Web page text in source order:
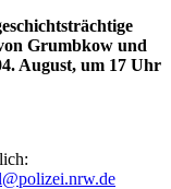
Grumbkow und
August, um 17 Uhr